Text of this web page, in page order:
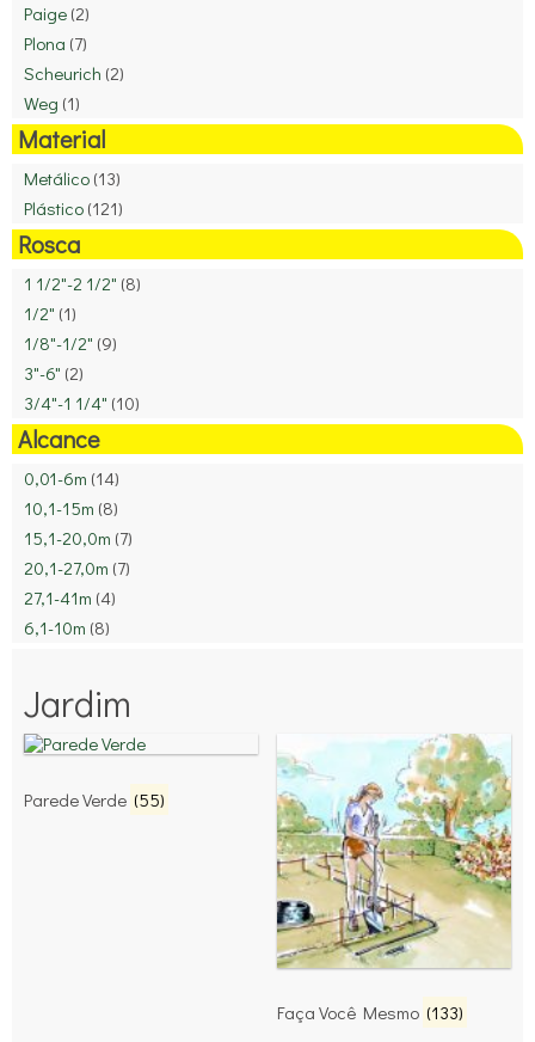
Paige (2)
Plona (7)
Scheurich (2)
Weg (1)
Material
Metálico (13)
Plástico (121)
Rosca
1 1/2"-2 1/2" (8)
1/2" (1)
1/8"-1/2" (9)
3"-6" (2)
3/4"-1 1/4" (10)
Alcance
0,01-6m (14)
10,1-15m (8)
15,1-20,0m (7)
20,1-27,0m (7)
27,1-41m (4)
6,1-10m (8)
Jardim
Parede Verde (55)
Faça Você Mesmo (133)